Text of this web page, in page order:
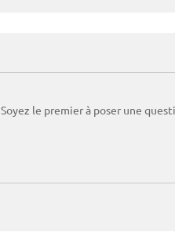
Soyez le premier à poser une